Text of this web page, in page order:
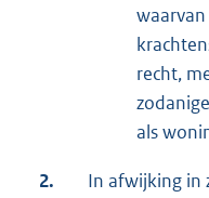
recht,
als
2. In afwijking in